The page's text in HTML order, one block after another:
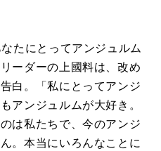
たにとってアンジュルム
ーダーの上國料は、改め
白。「私にとってアンジ
アンジュルムが大好き。
は私たちで、今のアンジ
。本当にいろんなことに